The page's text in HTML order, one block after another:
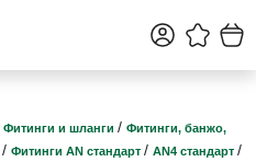
Фитинги и шланги / Фитинги, банжо,
/ Фитинги AN стандарт / AN4 стандарт /